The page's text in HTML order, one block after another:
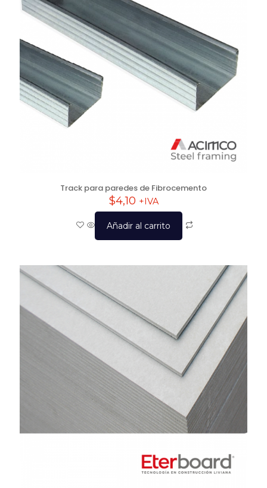
Track para paredes de Fibrocemento
$4,10 +IVA
Añadir al carrito